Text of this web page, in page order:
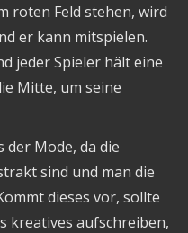
roten Feld stehen, wird
er kann mitspielen.
jeder Spieler hält eine
Mitte, um seine
der Mode, da die
sind und man die
dieses vor, sollte
kreatives aufschreiben,